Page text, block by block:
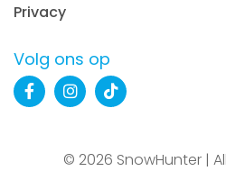
Privacy
Volg ons op
© 2026 SnowHunter |